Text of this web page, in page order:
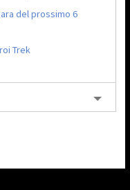
del prossimo 6
Trek